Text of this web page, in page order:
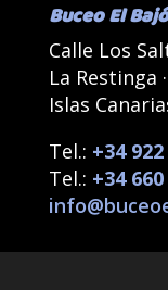
Buceo El
Calle Los
La Restinga
Islas
Tel.: +34
Tel.: +34